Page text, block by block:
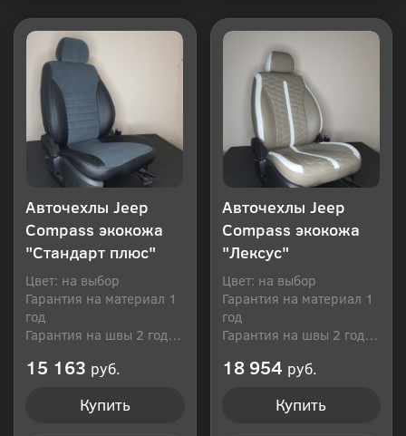
Авточехлы Jeep
Compass экокожа
"Стандарт плюс"
Цвет: на выбор
Гарантия на материал 1
год
Гарантия на швы 2 года
15 163 руб.
Купить
Авточехлы Jeep
Compass экокожа
"Лексус"
Цвет: на выбор
Гарантия на материал 1
год
Гарантия на швы 2 года
18 954 руб.
Купить